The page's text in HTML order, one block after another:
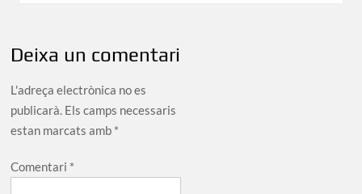
Deixa un comentari
L'adreça electrònica no es
publicarà. Els camps necessaris
estan marcats amb *
Comentari *